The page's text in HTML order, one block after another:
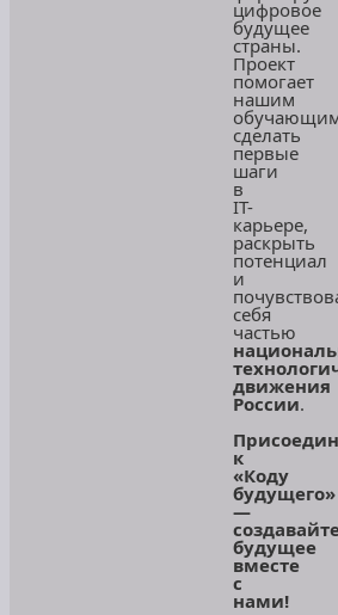
цифровое
будущее
страны.
Проект
помогает
нашим
сделать
первые
шаги
в
IT-
карьере,
раскрыть
потенциал
и
себя
частью
движения
России.
к
«Коду
будущего»
—
будущее
вместе
с
нами!